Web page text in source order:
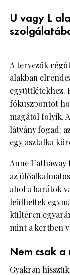
U vagy L
A tervezők
alakban
együttlétekhez.
fókuszpontot
magától folyik.
látvány fogad:
egy asztalka
Anne Hathaway
az
ahol a barátok
leülhettek
kültéren
mint a kertben
Nem csak a
Gyakran